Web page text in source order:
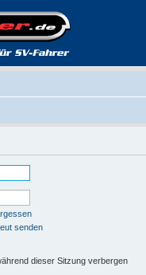
senden
dieser Sitzung verbergen